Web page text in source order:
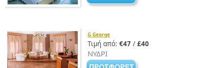
G George
Τιμή από: €47 / £40
ΝΥΔΡΙ